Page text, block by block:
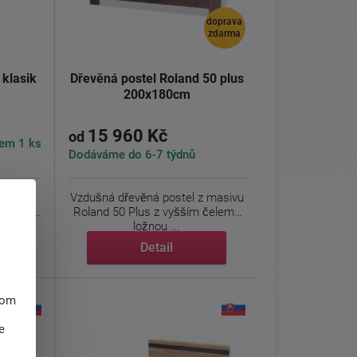
klasik
1 ks
doprava
zdarma
Dřevěná postel Roland 50 plus
200x180cm
od 15 960 Kč
Dodáváme do 6-7 týdnů
Vzdušná dřevěná postel z masivu
Roland 50 Plus z vyšším čelem i
ložnou ...
Detail